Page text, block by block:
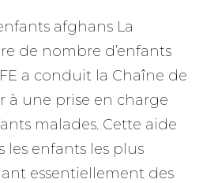
afghans La
de nombre d’enfants
a conduit la Chaîne de
à une prise en charge
malades. Cette aide
les enfants les plus
essentiellement des